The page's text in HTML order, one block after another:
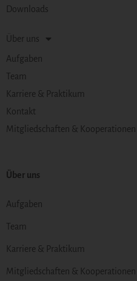
Downloads
Über uns
Aufgaben
Team
Karriere & Praktikum
Kontakt
Mitgliedschaften & Kooperationen
Über uns
Aufgaben
Team
Karriere & Praktikum
Mitgliedschaften & Kooperationen